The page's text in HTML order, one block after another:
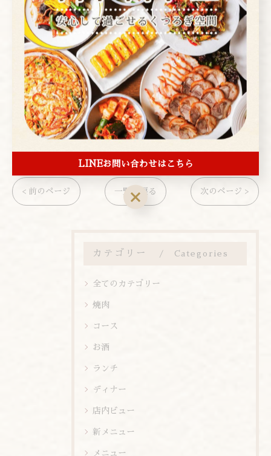
アレンモク
東京都台東区上野２丁目１−４
電話番号:03-3839-1472
---------------------------------------------------
-------------------
< 前のページ 一覧に戻る 次のページ >
カテゴリー Categories
全てのカテゴリー
焼肉
コース
お酒
ランチ
ディナー
店内ビュー
新メニュー
メニュー
LINEお問い合わせはこちら